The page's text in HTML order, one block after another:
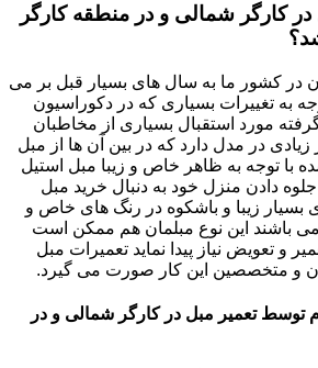
کارگر شمالی و در منطقه کارگر
در کشور ما به سال های بسیار قبل بر می
به تغییرات بسیاری که در دکوراسیون
مورد استقبال بسیاری از مخاطبان
زیادی در مدل دارد که در بین آن ها از مبل
با توجه به ظاهر خاص و زیبا مبل استیل
دادن منزل خود به دنبال خرید مبل
بسیار زیبا و باشکوه در رنگ های خاص و
می باشند این نوع مبلمان هم ممکن است
و تعویض نیاز پیدا نماید تعمیرات مبل
و متخصصین این کار صورت می گیرد.
توسط تعمیر مبل در کارگر شمالی و در